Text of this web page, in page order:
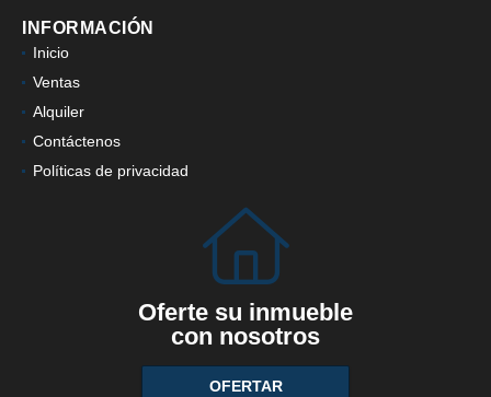
INFORMACIÓN
Inicio
Ventas
Alquiler
Contáctenos
Políticas de privacidad
Oferte su inmueble
con nosotros
OFERTAR